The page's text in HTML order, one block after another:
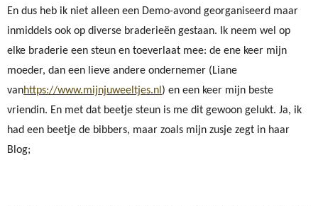
En dus heb ik niet alleen een Demo-avond georganiseerd maar
inmiddels ook op diverse braderieën gestaan. Ik neem wel op
elke braderie een steun en toeverlaat mee: de ene keer mijn
moeder, dan een lieve andere ondernemer (Liane
vanhttps://www.mijnjuweeltjes.nl) en een keer mijn beste
vriendin. En met dat beetje steun is me dit gewoon gelukt. Ja, ik
had een beetje de bibbers, maar zoals mijn zusje zegt in haar
Blog;